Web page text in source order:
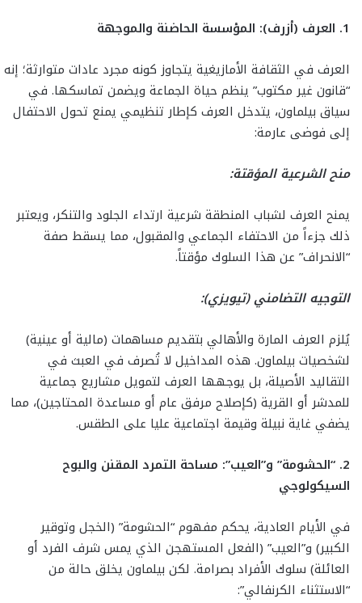
1. العرف (أزرف): المؤسسة الحاضنة والموجهة
العرف في الثقافة الأمازيغية يتجاوز كونه مجرد عادات متوارثة؛ إنه
“قانون غير مكتوب” ينظم حياة الجماعة ويضمن تماسكها. في
سياق بيلماون، يتدخل العرف كإطار تنظيمي يمنع تحول الاحتفال
إلى فوضى عارمة:
منح الشرعية المؤقتة:
يمنح العرف لشباب المنطقة شرعية ارتداء الجلود والتنكر، ويعتبر
ذلك جزءاً من الاحتفاء الجماعي والمقبول، مما يسقط صفة
“الانحراف” عن هذا السلوك مؤقتاً.
التوجيه التضامني (تيويزي):
يُلزم العرف المارة والأهالي بتقديم مساهمات (مالية أو عينية)
لشخصيات بيلماون. هذه المداخيل لا تُصرف في العبث في
التقاليد الأصيلة، بل يوجهها العرف لتمويل مشاريع جماعية
للمدشر أو القرية (كإصلاح مرفق عام أو مساعدة المحتاجين)، مما
يضفي غاية نبيلة وقيمة اجتماعية عليا على الطقس.
2. “الحشومة” و”العيب”: مساحة التمرد المقنن والبوح
السيكولوجي
في الأيام العادية، يحكم مفهوم “الحشومة” (الخجل وتوقير
الكبير) و”العيب” (الفعل المستهجن الذي يمس شرف الفرد أو
العائلة) سلوك الأفراد بصرامة. لكن بيلماون يخلق حالة من
“الاستثناء الكرنفالي”: